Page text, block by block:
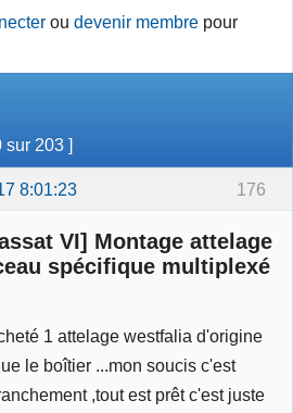
oudevenir membre pour
sur 203 ]
176
8:01:23
VI] Montage attelage
spécifique multiplexé
1 attelage westfalia d'origine
le boîtier ...mon soucis c'est
,tout est prêt c'est juste